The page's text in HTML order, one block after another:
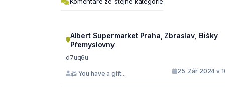
Albert Supermarket Praha, Zbraslav, Elišky
Přemyslovny
d7uq6u
📠 You have a gift... 25. Zář 2024 v